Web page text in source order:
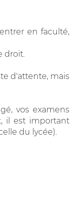
en faculté,
droit.
d'attente, mais
vos examens
il est important
du lycée).